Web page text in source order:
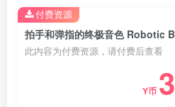
此内容为付费资源，请付费后查看
Y币 3
付费资源